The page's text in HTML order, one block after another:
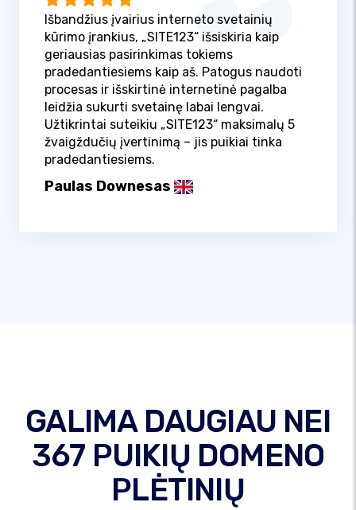
Išbandžius įvairius interneto svetainių
kūrimo įrankius, „SITE123“ išsiskiria kaip
geriausias pasirinkimas tokiems
pradedantiesiems kaip aš. Patogus naudoti
procesas ir išskirtinė internetinė pagalba
leidžia sukurti svetainę labai lengvai.
Užtikrintai suteikiu „SITE123“ maksimalų 5
žvaigždučių įvertinimą – jis puikiai tinka
pradedantiesiems.
Paulas Downesas
GALIMA DAUGIAU NEI
367 PUIKIŲ DOMENO
PLĖTINIŲ